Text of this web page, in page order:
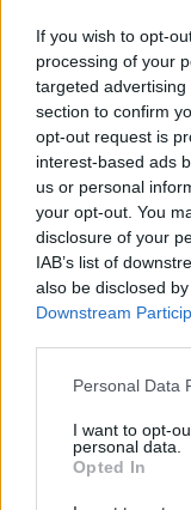
If you wish to opt-
processing of your
targeted
section to confirm
opt-out request is
interest-based ads
us or personal
your opt-out. You
disclosure of your
IAB’s list of
also be disclosed
Downstream
Please note that
not limited to your
grant or deny
use your data for
consent section.
Personal Data
I want to opt-
personal data.
Opted In
Sigue leyendo